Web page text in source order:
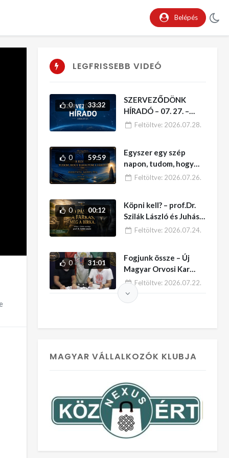
Belépés
LEGFRISSEBB VIDEÓ
33:32
0
SZERVEZŐDÖNK
HÍRADÓ – 07. 27. –
Indul az “AMI
KATALÓGUS
Feltöltve: 2026.07.28.
59:59
0
Egyszer egy szép
napon, tudom, hogy
elhagyom a várost!
–
Feltöltve: 2026.07.26.
00:12
0
Köpni kell? – prof.Dr.
Szilák László és Juhász
J. Zoltán
Feltöltve: 2026.07.24.
31:01
0
Fogjunk össze – Új
Magyar Orvosi Kar
felhívása – HUN TV
Feltöltve: 2026.07.22.
MAGYAR VÁLLALKOZÓK KLUBJA